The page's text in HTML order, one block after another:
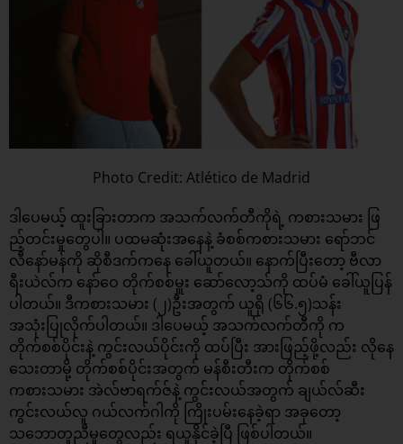
Photo Credit: Atlético de Madrid
ဒါပေမယ့် ထူးခြားတာက အသက်လက်တီကိုရဲ့ ကစားသမား ဖြ
ည့်တင်းမှုတွေပါ။ ပထမဆုံးအနေနဲ့ ခံစစ်ကစားသမား ရော်ဘင်
လီနော်မန်ကို ဆိုစီဒက်ကနေ ခေါ်ယူတယ်။ နောက်ပြီးတော့ ဗီလာ
ရီးယဲလ်က နော်ဝေ တိုက်စစ်မှူး ဆော်လော့သ်ကို ထပ်မံ ခေါ်ယူပြန်
ပါတယ်။ ဒီကစားသမား (၂)ဦးအတွက် ယူရို (၆၆.၅)သန်း
အသုံးပြုလိုက်ပါတယ်။ ဒါပေမယ့် အသက်လက်တီကို က
တိုက်စစ်ပိုင်းနဲ့ ကွင်းလယ်ပိုင်းကို ထပ်ပြီး အားဖြည့်ဖို့လည်း လိုနေ
သေးတာမို့ တိုက်စစ်ပိုင်းအတွက် မန်စီးတီးက တိုက်စစ်
ကစားသမား အဲလ်ဗာရက်ဇ်နဲ့ ကွင်းလယ်အတွက် ချယ်လ်ဆီး
ကွင်းလယ်လူ ဂယ်လက်ဂါကို ကြိုးပမ်းနေခဲ့ရာ အခုတော့
သဘောတူညီမှုတွေလည်း ရယူနိုင်ခဲ့ပြီ ဖြစ်ပါတယ်။